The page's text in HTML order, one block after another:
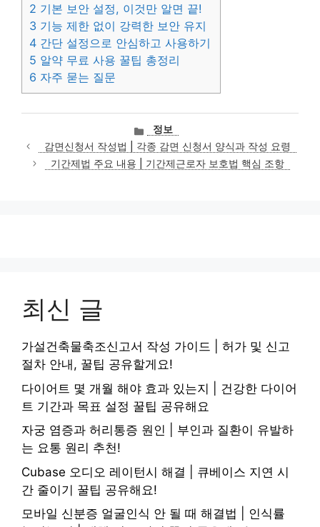
2 기본 보안 설정, 이것만 알면 끝!
3 기능 제한 없이 강력한 보안 유지
4 간단 설정으로 안심하고 사용하기
5 알약 무료 사용 꿀팁 총정리
6 자주 묻는 질문
카
테
고
리
정보
감면신청서 작성법 | 각종 감면 신청서 양식과 작성 요령
기간제법 주요 내용 | 기간제근로자 보호법 핵심 조항
최신 글
가설건축물축조신고서 작성 가이드 | 허가 및 신고
절차 안내, 꿀팁 공유할게요!
다이어트 몇 개월 해야 효과 있는지 | 건강한 다이어
트 기간과 목표 설정 꿀팁 공유해요
자궁 염증과 허리통증 원인 | 부인과 질환이 유발하
는 요통 원리 추천!
Cubase 오디오 레이턴시 해결 | 큐베이스 지연 시
간 줄이기 꿀팁 공유해요!
모바일 신분증 얼굴인식 안 될 때 해결법 | 인식률